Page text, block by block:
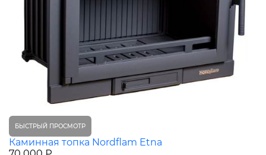
БЫСТРЫЙ ПРОСМОТР
Каминная топка Nordflam Etna